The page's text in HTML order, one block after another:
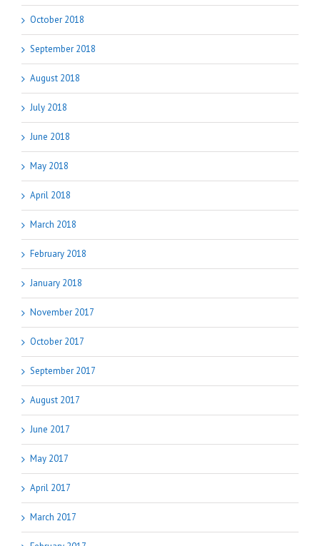
October 2018
September 2018
August 2018
July 2018
June 2018
May 2018
April 2018
March 2018
February 2018
January 2018
November 2017
October 2017
September 2017
August 2017
June 2017
May 2017
April 2017
March 2017